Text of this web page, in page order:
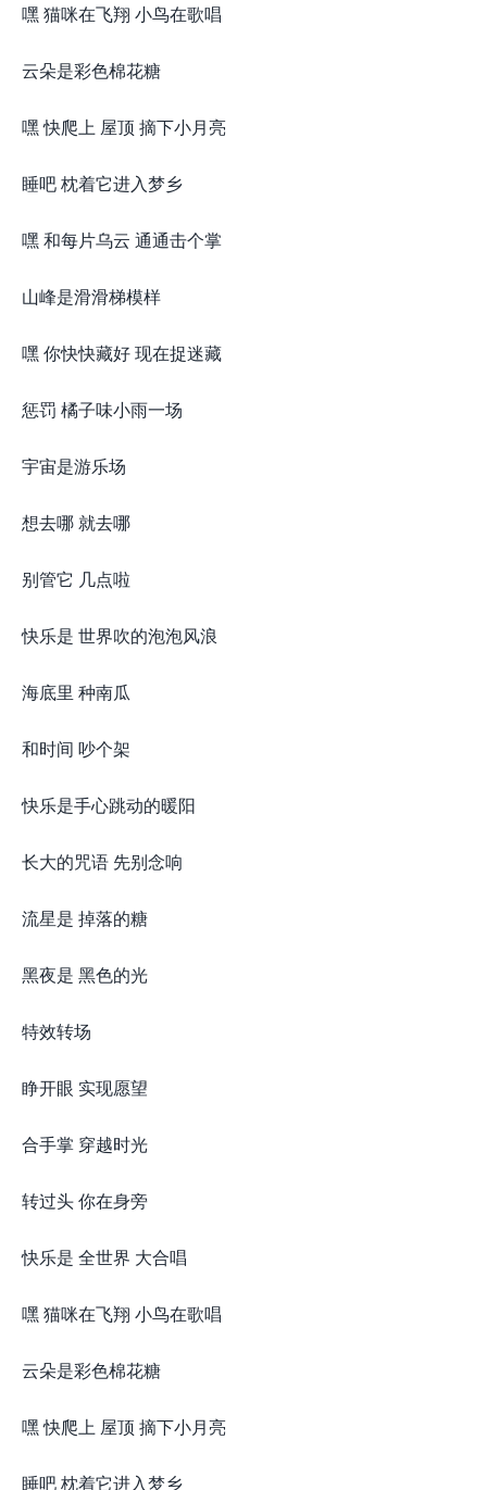
嘿 猫咪在飞翔 小鸟在歌唱
云朵是彩色棉花糖
嘿 快爬上 屋顶 摘下小月亮
睡吧 枕着它进入梦乡
嘿 和每片乌云 通通击个掌
山峰是滑滑梯模样
嘿 你快快藏好 现在捉迷藏
惩罚 橘子味小雨一场
宇宙是游乐场
想去哪 就去哪
别管它 几点啦
快乐是 世界吹的泡泡风浪
海底里 种南瓜
和时间 吵个架
快乐是手心跳动的暖阳
长大的咒语 先别念响
流星是 掉落的糖
黑夜是 黑色的光
特效转场
睁开眼 实现愿望
合手掌 穿越时光
转过头 你在身旁
快乐是 全世界 大合唱
嘿 猫咪在飞翔 小鸟在歌唱
云朵是彩色棉花糖
嘿 快爬上 屋顶 摘下小月亮
睡吧 枕着它进入梦乡